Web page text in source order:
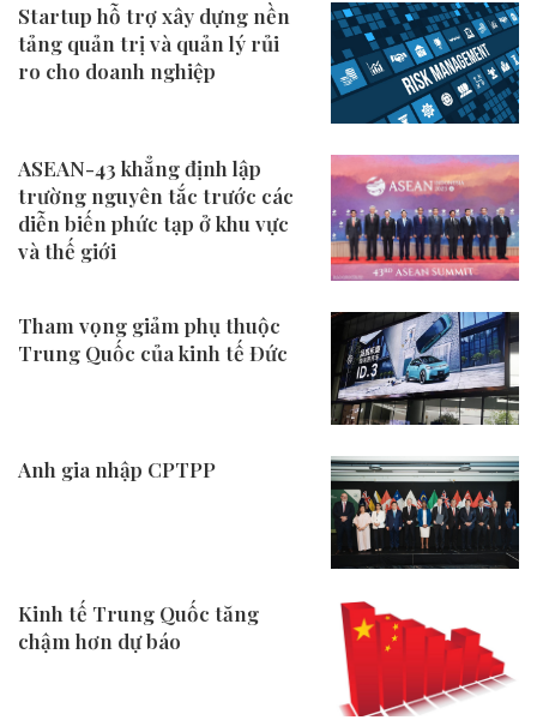
Startup hỗ trợ xây dựng nền
tảng quản trị và quản lý rủi
ro cho doanh nghiệp
ASEAN-43 khẳng định lập
trường nguyên tắc trước các
diễn biến phức tạp ở khu vực
và thế giới
Tham vọng giảm phụ thuộc
Trung Quốc của kinh tế Đức
Anh gia nhập CPTPP
Kinh tế Trung Quốc tăng
chậm hơn dự báo